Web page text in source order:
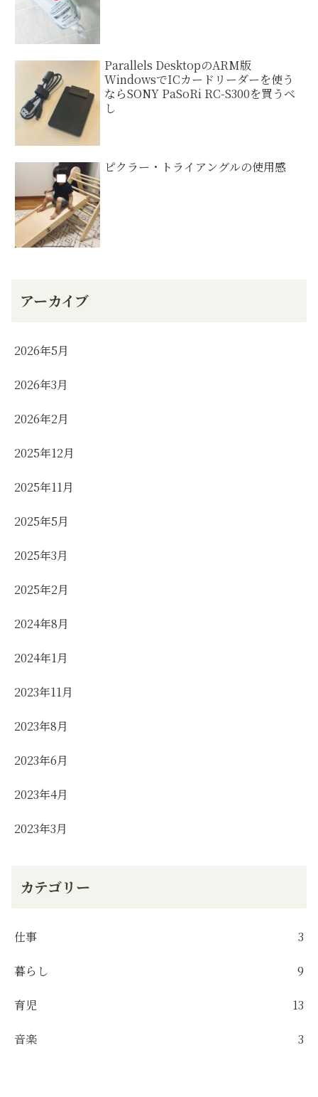
Parallels DesktopのARM版
WindowsでICカードリーダーを使う
ならSONY PaSoRi RC-S300を買うべ
し
ピクラー・トライアングルの使用感
アーカイブ
2026年5月
2026年3月
2026年2月
2025年12月
2025年11月
2025年5月
2025年3月
2025年2月
2024年8月
2024年1月
2023年11月
2023年8月
2023年6月
2023年4月
2023年3月
カテゴリー
仕事 3
暮らし 9
育児 13
音楽 3